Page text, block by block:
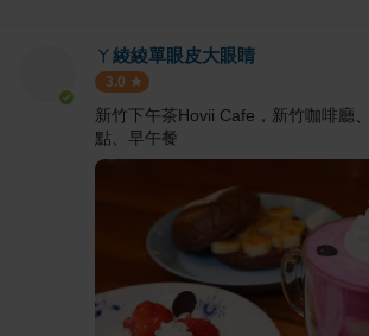
ㄚ綾綾單眼皮大眼睛
3.0
新竹下午茶Hovii Cafe，新竹咖啡廳
點、早午餐